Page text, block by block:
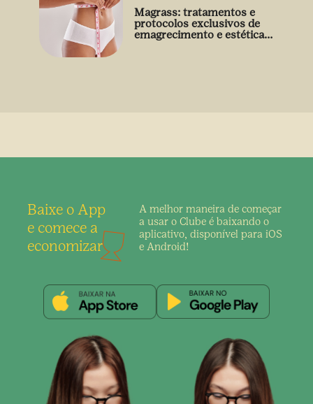
Magrass: tratamentos e
protocolos exclusivos de
emagrecimento e estética
Baixe o App
e comece a
economizar
A melhor maneira de começar
a usar o Clube é baixando o
aplicativo, disponível para iOS
e Android!